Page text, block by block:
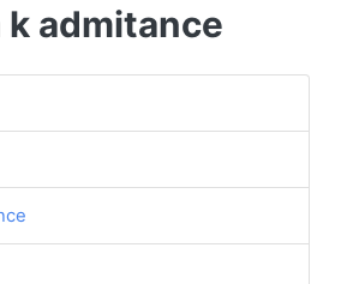
k admitance